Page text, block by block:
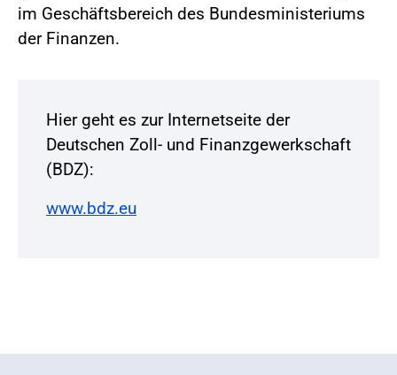
im Geschäftsbereich des Bundesministeriums
der Finanzen.
Hier geht es zur Internetseite der
Deutschen Zoll- und Finanzgewerkschaft
(BDZ):
www.bdz.eu